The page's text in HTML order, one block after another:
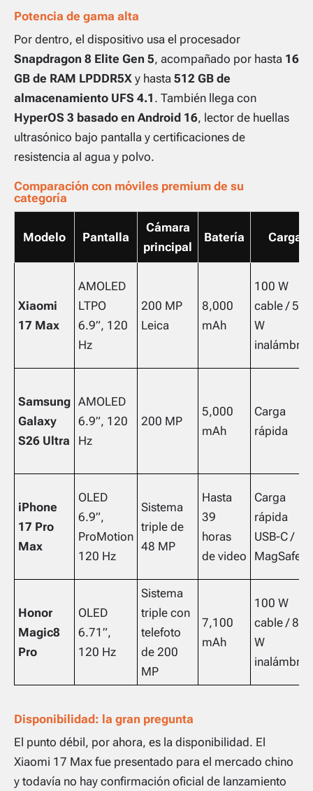
Potencia de gama alta
Por dentro, el dispositivo usa el procesador
Snapdragon 8 Elite Gen 5, acompañado por hasta 16
GB de RAM LPDDR5X y hasta 512 GB de
almacenamiento UFS 4.1 . También llega con
HyperOS 3 basado en Android 16, lector de huellas
ultrasónico bajo pantalla y certificaciones de
resistencia al agua y polvo.
Comparación con móviles premium de su
categoría
Modelo Pantalla
Cámara
principal
Batería Carga
Xiaomi
17 Max
AMOLED
LTPO
6.9”, 120
Hz
200 MP
Leica
8,000
mAh
100 W
cable / 50
W
Samsung
Galaxy
S26 Ultra
AMOLED
6.9”, 120
Hz
200 MP
5,000
mAh
Carga
rápida
iPhone
17 Pro
Max
OLED
6.9”,
ProMotion
120 Hz
Sistema
triple de
48 MP
Hasta
39
horas
de video
Carga
rápida
USB-C /
MagSafe
Honor
Magic8
Pro
OLED
6.71”,
120 Hz
Sistema
triple con
telefoto
de 200
MP
7,100
mAh
100 W
cable / 80
W
Disponibilidad: la gran pregunta
El punto débil, por ahora, es la disponibilidad. El
Xiaomi 17 Max fue presentado para el mercado chino
y todavía no hay confirmación oficial de lanzamiento